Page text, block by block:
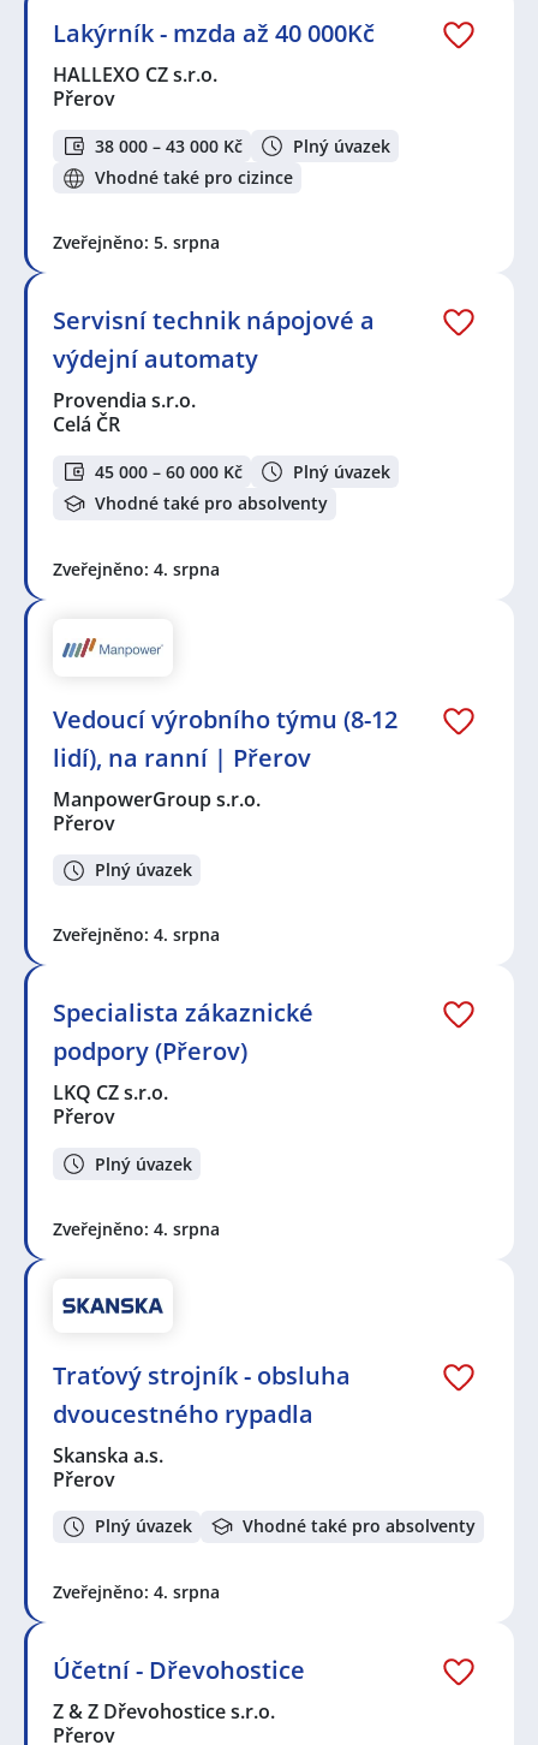
Lakýrník - mzda až 40 000Kč
HALLEXO CZ s.r.o.
Přerov
38 000 – 43 000 Kč
Plný úvazek
Vhodné také pro cizince
Zveřejněno: 5. srpna
Servisní technik nápojové a
výdejní automaty
Provendia s.r.o.
Celá ČR
45 000 – 60 000 Kč
Plný úvazek
Vhodné také pro absolventy
Zveřejněno: 4. srpna
Vedoucí výrobního týmu (8-12
lidí), na ranní | Přerov
ManpowerGroup s.r.o.
Přerov
Plný úvazek
Zveřejněno: 4. srpna
Specialista zákaznické
podpory (Přerov)
LKQ CZ s.r.o.
Přerov
Plný úvazek
Zveřejněno: 4. srpna
Traťový strojník - obsluha
dvoucestného rypadla
Skanska a.s.
Přerov
Plný úvazek Vhodné také pro absolventy
Zveřejněno: 4. srpna
Účetní - Dřevohostice
Z & Z Dřevohostice s.r.o.
Přerov